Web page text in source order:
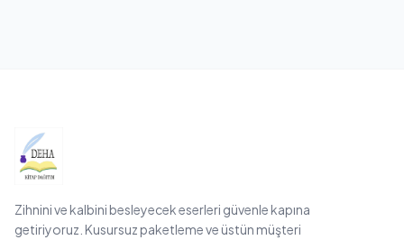
Zihnini ve kalbini besleyecek eserleri güvenle kapına
getiriyoruz. Kusursuz paketleme ve üstün müşteri